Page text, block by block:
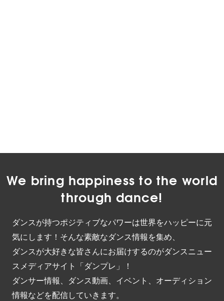
We bring happiness to the world
through dance!
ダンスが持つポジティブなパワーは世界をハッピーに元
気にします！そんな素敵なダンス情報を集め、
ダンスが大好きな皆さんにお届けするのがダンスニュー
スメディアサイト「ダンプレ」！
ダンサー情報、ダンス動画、イベント、オーディション
情報などを配信していきます。